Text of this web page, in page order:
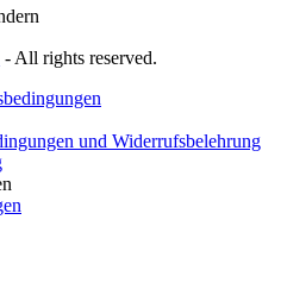
- All rights reserved.
und Widerrufsbelehrung